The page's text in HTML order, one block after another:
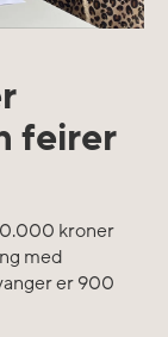
feirer
kroner
med
er 900